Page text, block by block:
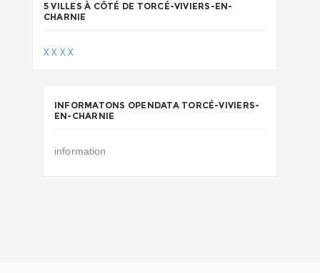
5 VILLES À CÔTÉ DE TORCÉ-VIVIERS-EN-
CHARNIE
XX XX
INFORMATONS OPENDATA TORCÉ-VIVIERS-
EN-CHARNIE
information